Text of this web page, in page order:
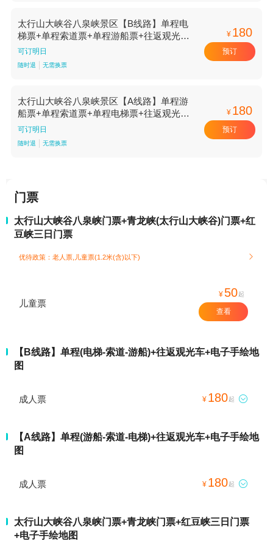
太行山大峡谷八泉峡景区【B线路】单程电
梯票+单程索道票+单程游船票+往返观光车
票+电子手绘地图成人票-标准价
可订明日
随时退 无需换票
¥ 180
预订
太行山大峡谷八泉峡景区【A线路】单程游
船票+单程索道票+单程电梯票+往返观光车
票+电子手绘地图成人票-标准价
可订明日
随时退 无需换票
¥ 180
预订
门票
太行山大峡谷八泉峡门票+青龙峡(太行山大峡谷)门票+红
豆峡三日门票
优待政策：老人票,儿童票(1.2米(含)以下) 
儿童票
¥ 50起
查看
【B线路】单程(电梯-索道-游船)+往返观光车+电子手绘地
图
成人票 ¥ 180起 
【A线路】单程(游船-索道-电梯)+往返观光车+电子手绘地
图
成人票 ¥ 180起 
太行山大峡谷八泉峡门票+青龙峡门票+红豆峡三日门票
+电子手绘地图